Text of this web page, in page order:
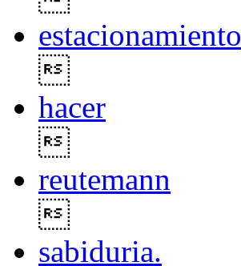
estacionamiento
hacer
reutemann
sabiduria.